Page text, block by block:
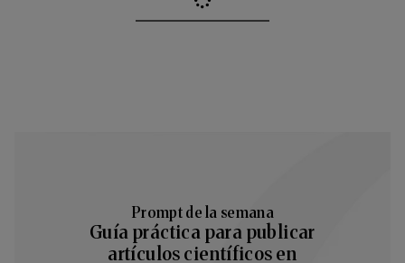
Prompt de la semana
Guía práctica para publicar
artículos científicos en